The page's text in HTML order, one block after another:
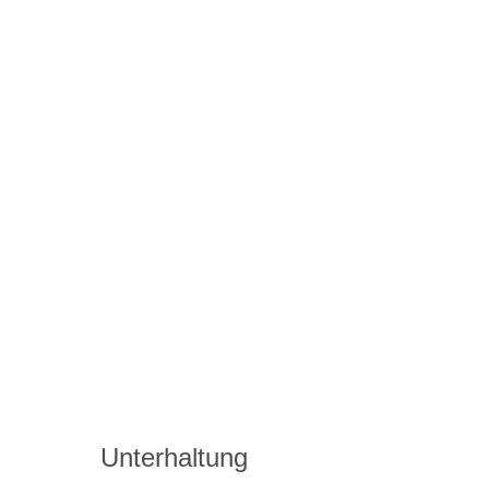
Unterhaltung